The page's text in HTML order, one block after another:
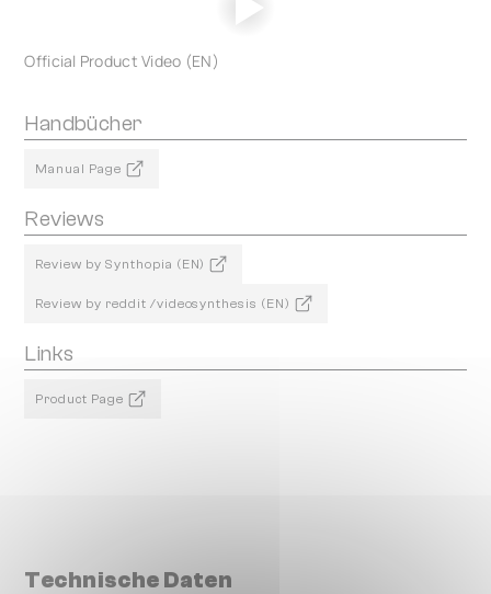
Official Product Video (EN)
Handbücher
Manual Page
Reviews
Review by Synthopia (EN)
Review by reddit /videosynthesis (EN)
Links
Product Page
Technische Daten